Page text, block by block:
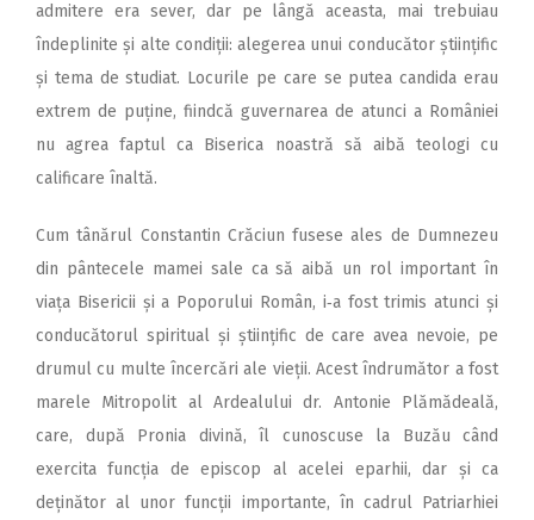
admitere era sever, dar pe lângă aceasta, mai trebuiau
îndeplinite și alte condiții: alegerea unui conducător științific
și tema de studiat. Locurile pe care se putea candida erau
extrem de puține, fiindcă guvernarea de atunci a României
nu agrea faptul ca Biserica noastră să aibă teologi cu
calificare înaltă.
Cum tânărul Constantin Cră­ciun fusese ales de Dumnezeu
din pântecele mamei sale ca să aibă un rol important în
viața Bisericii și a Poporului Român, i‑a fost trimis atunci și
conducătorul spiritual și științific de care avea nevoie, pe
drumul cu multe încercări ale vieții. Acest îndrumător a fost
marele Mitropolit al Ardealului dr. Antonie Plămădeală,
care, după Pronia divină, îl cunoscuse la Buzău când
exercita funcția de episcop al acelei eparhii, dar și ca
deținător al unor funcții importante, în cadrul Patriarhiei